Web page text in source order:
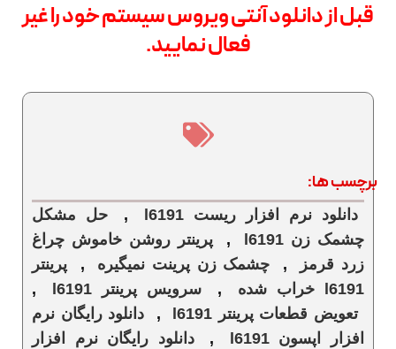
قبل از دانلود آنتی ویروس سیستم خود را غیر
فعال نمایید.
برچسب ها:
دانلود نرم افزار ریست l6191 ,
حل مشکل
چشمک زن l6191
,
پرینتر روشن خاموش چراغ
زرد قرمز
, چشمک زن پرینت نمیگیره ,
پرینتر
l6191 خراب شده
, سرویس پرینتر l6191
,
تعویض قطعات پرینتر l6191
,
دانلود رایگان نرم
افزار اپسون l6191
,
دانلود رایگان نرم افزار